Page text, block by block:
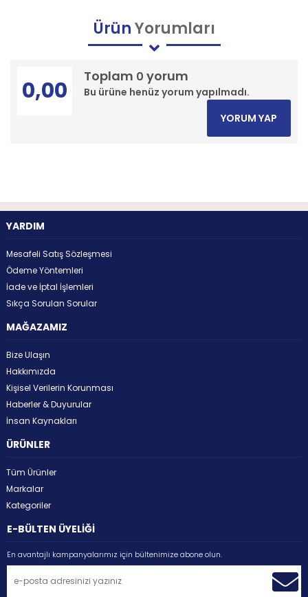
ÜrünYorumları
Toplam 0 yorum
Bu ürüne henüz yorum yapılmadı.
0,00
YORUM YAP
YARDIM
Mesafeli Satış Sözleşmesi
Ödeme Yöntemleri
İade ve İptal İşlemleri
Sıkça Sorulan Sorular
MAĞAZAMIZ
Bize Ulaşın
Hakkımızda
Kişisel Verilerin Korunması
Haberler & Duyurular
İnsan Kaynakları
ÜRÜNLER
Tüm Ürünler
Markalar
Kategoriler
E-BÜLTEN ÜYELİĞİ
En avantajlı kampanyalarımız için bültenimize abone olun.